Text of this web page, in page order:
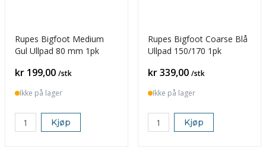
Rupes Bigfoot Medium
Gul Ullpad 80 mm 1pk
Pris
kr 199,00 /stk
Ikke på lager
Kjøp
Rupes Bigfoot Coarse Blå
Ullpad 150/170 1pk
Pris
kr 339,00 /stk
Ikke på lager
Kjøp